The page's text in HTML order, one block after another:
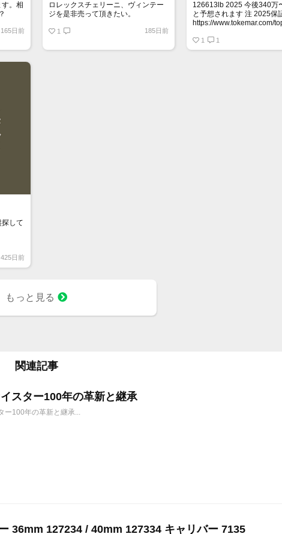
。相
165日前
ロレックスチェリーニ、ヴィンテー
ジを是非売って頂きたい。
1 185日前
126613lb 2025 今後340万
と予想されます 注 2025保
https://www.tokemar.com/
マジ上がる予想しかない
1 1
して
425日前
もっと見る
関連記事
スター100年の革新と継承
ー100年の革新と継承...
36mm 127234 / 40mm 127334 キャリバー 7135